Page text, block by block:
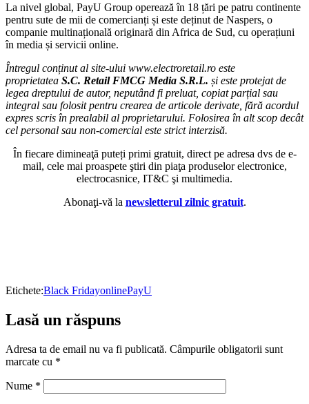
La nivel global, PayU Group operează în 18 țări pe patru continente
pentru sute de mii de comercianți și este deținut de Naspers, o
companie multinațională originară din Africa de Sud, cu operațiuni
în media și servicii online.
Întregul conținut al site-ului www.electroretail.ro este
proprietatea S.C. Retail FMCG Media S.R.L. și este protejat de
legea dreptului de autor, neputând fi preluat, copiat parțial sau
integral sau folosit pentru crearea de articole derivate, fără acordul
expres scris în prealabil al proprietarului. Folosirea în alt scop decât
cel personal sau non-comercial este strict interzisă.
În fiecare dimineaţă puteți primi gratuit, direct pe adresa dvs de e-
mail, cele mai proaspete ştiri din piaţa produselor electronice,
electrocasnice, IT&C şi multimedia.
Abonaţi-vă la newsletterul zilnic gratuit.
Etichete:Black FridayonlinePayU
Lasă un răspuns
Adresa ta de email nu va fi publicată. Câmpurile obligatorii sunt
marcate cu *
Nume *